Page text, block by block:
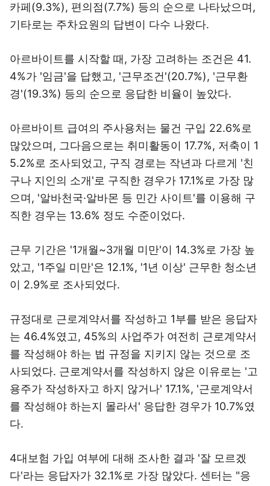
카페(9.3%), 편의점(7.7%) 등의 순으로 나타났으며,
기타로는 주차요원의 답변이 다수 나왔다.
아르바이트를 시작할 때, 가장 고려하는 조건은 41.
4%가 '임금'을 답했고, '근무조건'(20.7%), '근무환
경'(19.3%) 등의 순으로 응답한 비율이 높았다.
아르바이트 급여의 주사용처는 물건 구입 22.6%로
많았으며, 그다음으로는 취미활동이 17.7%, 저축이 1
5.2%로 조사되었고, 구직 경로는 작년과 다르게 '친
구나 지인의 소개'로 구직한 경우가 17.1%로 가장 많
으며, '알바천국·알바몬 등 민간 사이트'를 이용해 구
직한 경우는 13.6% 정도 수준이었다.
근무 기간은 '1개월~3개월 미만'이 14.3%로 가장 높
았고, '1주일 미만'은 12.1%, '1년 이상' 근무한 청소년
이 2.9%로 조사되었다.
규정대로 근로계약서를 작성하고 1부를 받은 응답자
는 46.4%였고, 45%의 사업주가 여전히 근로계약서
를 작성해야 하는 법 규정을 지키지 않는 것으로 조
사되었다. 근로계약서를 작성하지 않은 이유로는 '고
용주가 작성하자고 하지 않거나' 17.1%, '근로계약서
를 작성해야 하는지 몰라서' 응답한 경우가 10.7%였
다.
4대보험 가입 여부에 대해 조사한 결과 '잘 모르겠
다'라는 응답자가 32.1%로 가장 많았다. 센터는 "응